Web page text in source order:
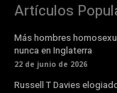
Artículos
Más hombres
nunca en Inglaterra
22 de junio de 2026
Russell T Davies